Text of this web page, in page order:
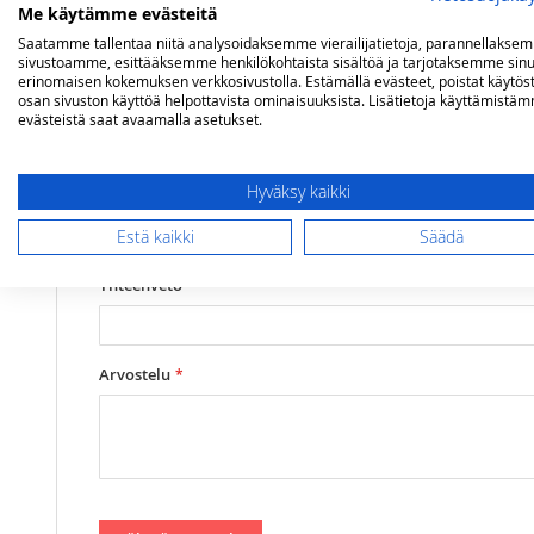
Napoleon savustuslastu, Kirsikka 700 g
Arviosi
Rating
1
2
3
4
5
Yhteenveto
Arvostelu
Me käytämme evästeitä
Saatamme tallentaa niitä analysoidaksemme vierailijatietoja,
sivustoamme, esittääksemme henkilökohtaista sisältöä ja tarjotaksemme
erinomaisen kokemuksen verkkosivustolla. Estämällä evästeet, poistat
osan sivuston käyttöä helpottavista ominaisuuksista. Lisätietoja
evästeistä saat avaamalla asetukset.
Hyväksy kaikki
Estä kaikki Säädä